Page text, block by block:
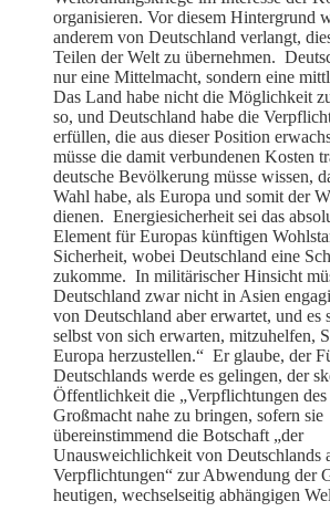
organisieren. Vor diesem Hintergrund
anderem von Deutschland verlangt,
Teilen der Welt zu übernehmen.
nur eine Mittelmacht, sondern eine
Das Land habe nicht die Möglichkeit
so, und Deutschland habe die
erfüllen, die aus dieser Position
müsse die damit verbundenen Kosten
deutsche Bevölkerung müsse wissen,
Wahl habe, als Europa und somit der
dienen. Energiesicherheit sei das
Element für Europas künftigen
Sicherheit, wobei Deutschland eine
zukomme. In militärischer Hinsicht
Deutschland zwar nicht in Asien
von Deutschland aber erwartet, und es
selbst von sich erwarten, mitzuhelfen,
Europa herzustellen.“ Er glaube, der
Deutschlands werde es gelingen, der
Öffentlichkeit die „Verpflichtungen des
Großmacht nahe zu bringen, sofern sie
übereinstimmend die Botschaft „der
Unausweichlichkeit von Deutschlands
Verpflichtungen“ zur Abwendung der
heutigen, wechselseitig abhängigen